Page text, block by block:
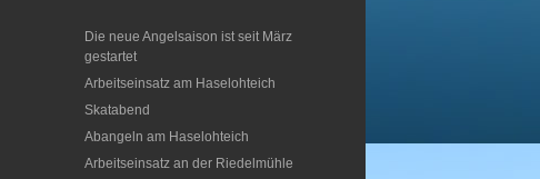
Die neue Angelsaison ist seit März
gestartet
Arbeitseinsatz am Haselohteich
Skatabend
Abangeln am Haselohteich
Arbeitseinsatz an der Riedelmühle